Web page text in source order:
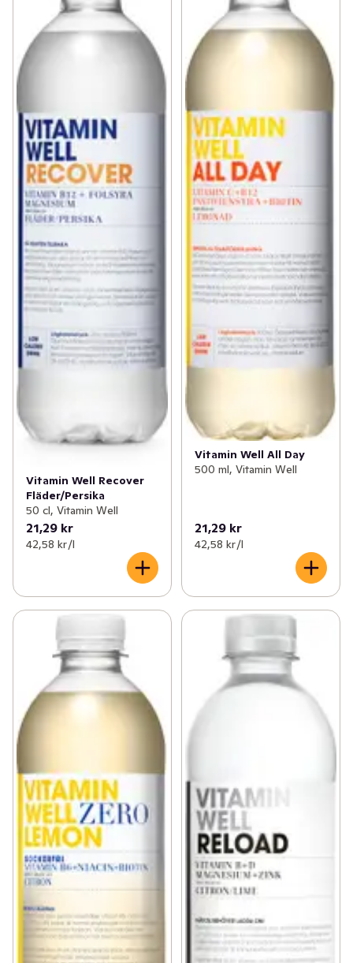
Vitamin Well Recover
Fläder/Persika
50 cl, Vitamin Well
21,29 kr
42,58 kr /l
Vitamin Well All Day
500 ml, Vitamin Well
21,29 kr
42,58 kr /l